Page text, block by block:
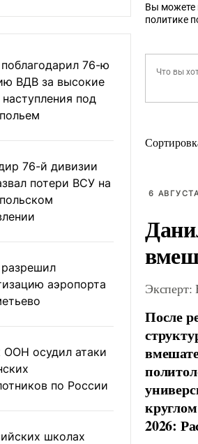
76-ю
ВДВ за высокие
под
76-й дивизии
потери ВСУ на
аэропорта
ООН осудил атаки
по России
школах
Вы можете
политике
6
Эксперт:
После
2026: